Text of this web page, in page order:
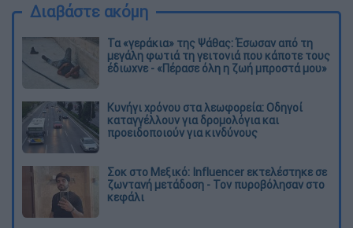
Διαβάστε ακόμη
Τα «γεράκια» της Ψάθας: Έσωσαν από τη
μεγάλη φωτιά τη γειτονιά που κάποτε τους
έδιωχνε - «Πέρασε όλη η ζωή μπροστά μου»
Κυνήγι χρόνου στα λεωφορεία: Οδηγοί
καταγγέλλουν για δρομολόγια και
προειδοποιούν για κινδύνους
Σοκ στο Μεξικό: Influencer εκτελέστηκε σε
ζωντανή μετάδοση - Τον πυροβόλησαν στο
κεφάλι